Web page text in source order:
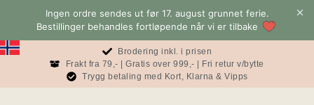
Ingen ordre sendes ut før 17. august grunnet ferie.
Bestillinger behandles fortløpende når vi er tilbake
Brodering inkl. i prisen
Frakt fra 79,- | Gratis over 999,- | Fri retur v/bytte
Trygg betaling med Kort, Klarna & Vipps